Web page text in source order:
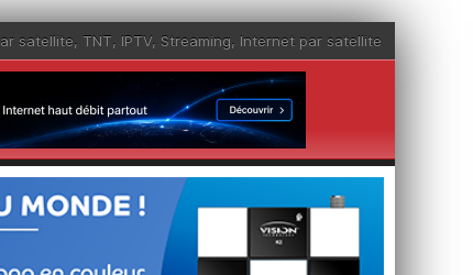
satellite, TNT, IPTV, Streaming, Internet par satellite